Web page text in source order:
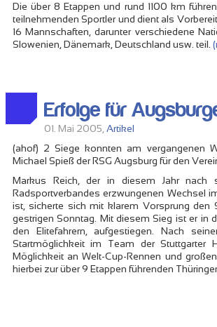
Die über 8 Etappen und rund 1100 km
teilnehmenden Sportler und dient als
16 Mannschaften, darunter verschiedene
Slowenien, Dänemark, Deutschland usw. teil.
Erfolge für
01. Mai 2005, Artikel
(ahof) 2 Siege konnten am vergangenen
Michael Spieß der RSG Augsburg für den
Markus Reich, der in diesem Jahr nach
Radsportverbandes erzwungenen Wechsel
ist, sicherte sich mit klarem Vorsprung den
gestrigen Sonntag. Mit diesem Sieg ist er in
den Elitefahrern, aufgestiegen. Nach
Startmöglichkeit im Team der
Möglichkeit an Welt-Cup-Rennen und
hierbei zur über 9 Etappen führenden